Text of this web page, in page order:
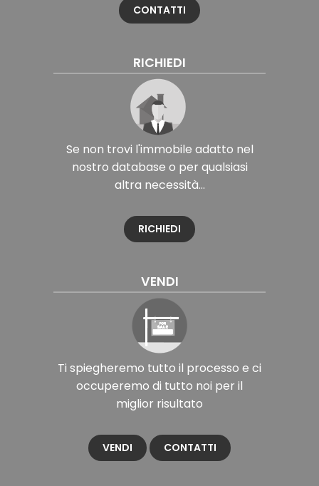
CONTATTI
RICHIEDI
Se non trovi l'immobile adatto nel
nostro database o per qualsiasi
altra necessità...
RICHIEDI
VENDI
Ti spiegheremo tutto il processo e ci
occuperemo di tutto noi per il
miglior risultato
VENDI CONTATTI